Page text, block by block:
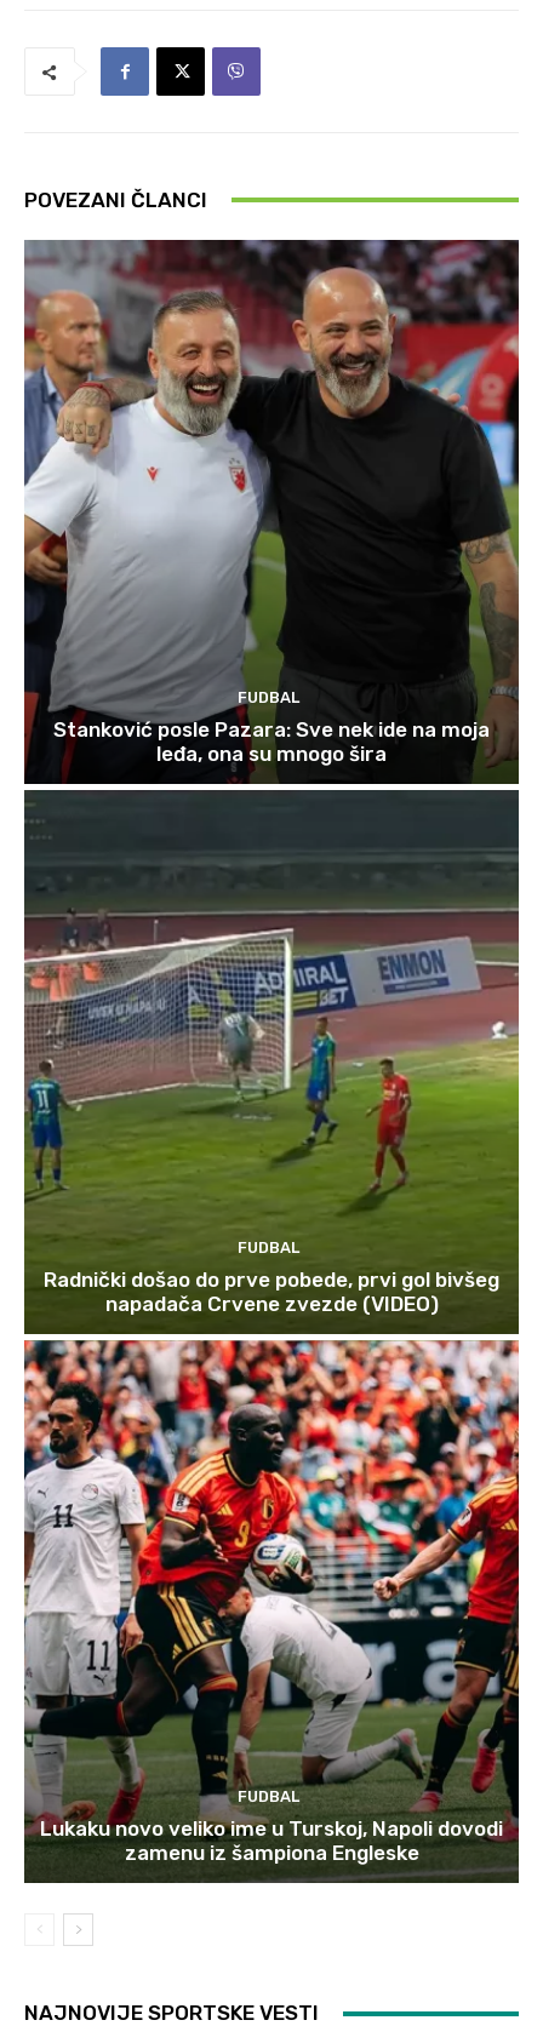
POVEZANI ČLANCI
FUDBAL
Stanković posle Pazara: Sve nek ide na moja
leđa, ona su mnogo šira
FUDBAL
Radnički došao do prve pobede, prvi gol bivšeg
napadača Crvene zvezde (VIDEO)
FUDBAL
Lukaku novo veliko ime u Turskoj, Napoli dovodi
zamenu iz šampiona Engleske
NAJNOVIJE SPORTSKE VESTI